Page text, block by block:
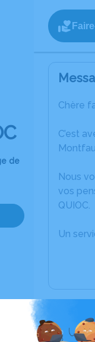
de
Chère
C’est
Nous
vos
QUIOC.
Un